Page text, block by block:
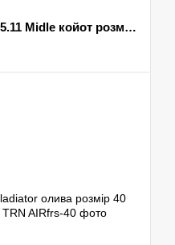
Тактичні Черевики 5.11 Midle койот розмір 44